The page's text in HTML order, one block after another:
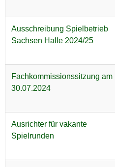
Ausschreibung Spielbetrieb
Sachsen Halle 2024/25
Fachkommissionssitzung am
30.07.2024
Ausrichter für vakante
Spielrunden